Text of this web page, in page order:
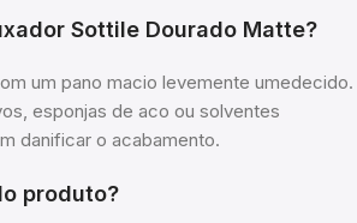
Sottile Dourado Matte?
um pano macio levemente umedecido.
esponjas de aco ou solventes
danificar o acabamento.
produto?